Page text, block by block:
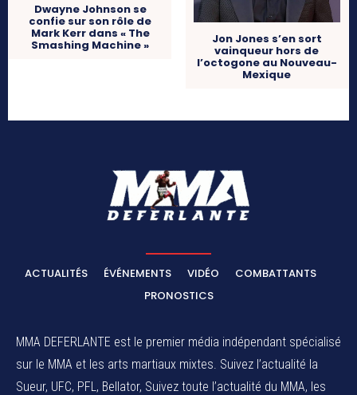
Dwayne Johnson se
confie sur son rôle de
Mark Kerr dans « The
Smashing Machine » Jon Jones s’en sort
vainqueur hors de
l’octogone au Nouveau-
Mexique
ACTUALITÉS ÉVÉNEMENTS VIDÉO
COMBATTANTS
PRONOSTICS
MMA DEFERLANTE est le premier média indépendant spécialisé
sur le MMA et les arts martiaux mixtes. Suivez l’actualité la
Sueur, UFC, PFL, Bellator, Suivez toute l’actualité du MMA, les